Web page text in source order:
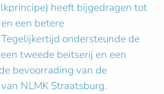
heeft bijgedragen tot
een betere
ondersteunde de
tweede beitserij en een
bevoorrading van de
NLMK Straatsburg.